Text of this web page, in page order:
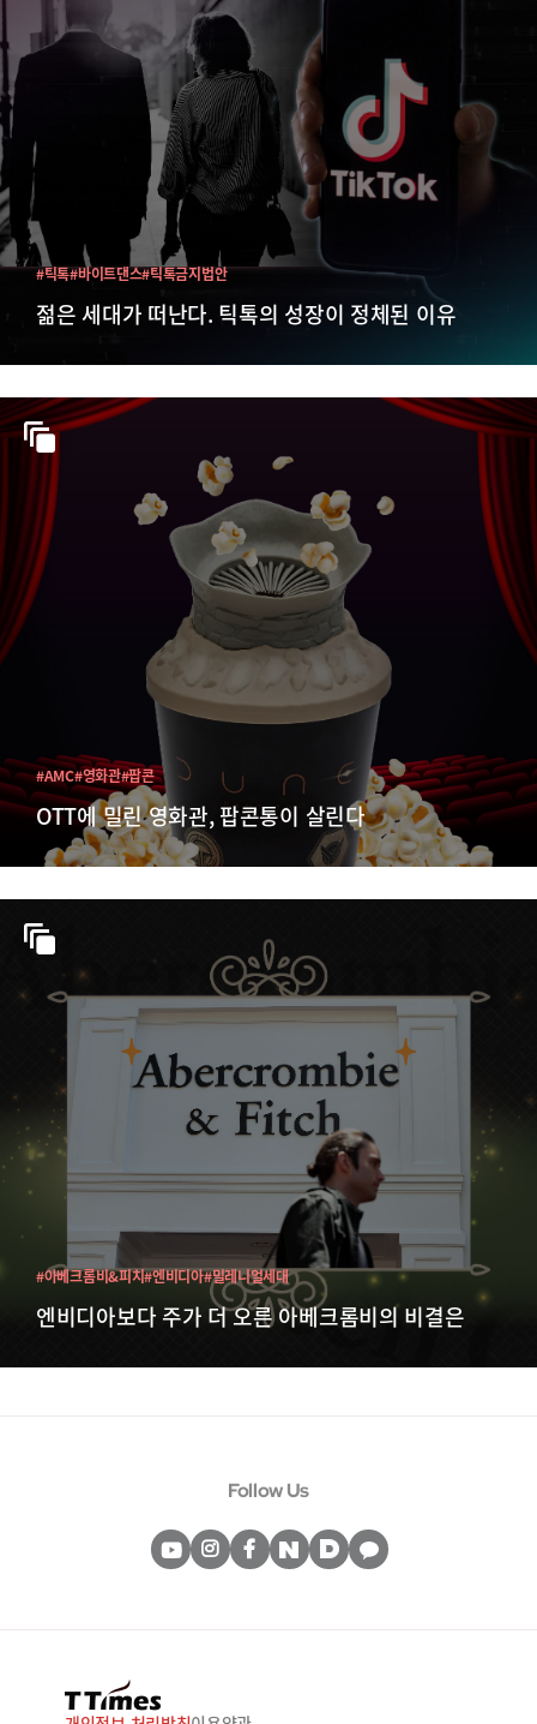
젊은 세대가 떠난다. 틱톡의 성장이 정체된 이유
#틱톡#바이트댄스#틱톡금지법안
OTT에 밀린 영화관, 팝콘통이 살린다
#AMC#영화관#팝콘
엔비디아보다 주가 더 오른 아베크롬비의 비결은
#아베크롬비&피치#엔비디아#밀레니얼세대
Follow Us